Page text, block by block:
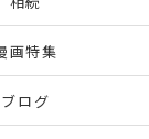
画特集
ブログ